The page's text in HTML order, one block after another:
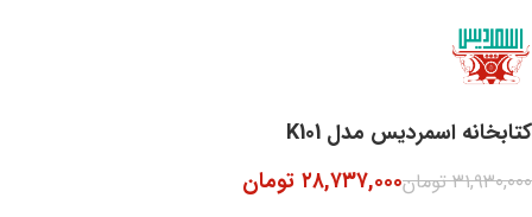
کتابخانه اسمردیس مدل K101
۳۱,۹۳۰,۰۰۰تومان۲۸,۷۳۷,۰۰۰ تومان